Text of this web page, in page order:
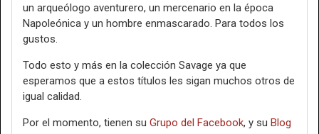
un arqueólogo aventurero, un mercenario en la época
Napoleónica y un hombre enmascarado. Para todos los
gustos.
Todo esto y más en la colección Savage ya que
esperamos que a estos títulos les sigan muchos otros de
igual calidad.
Por el momento, tienen su Grupo del Facebook, y su Blog